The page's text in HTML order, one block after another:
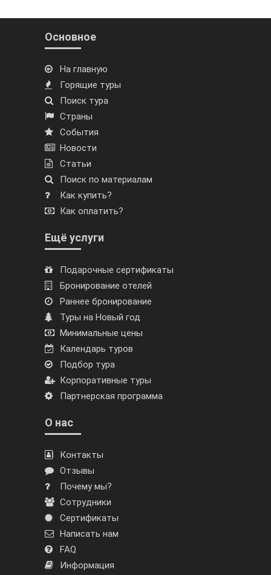
Основное
На главную
Горящие туры
Поиск тура
Страны
События
Новости
Статьи
Поиск по материалам
Как купить?
Как оплатить?
Ещё услуги
Подарочные сертификаты
Бронирование отелей
Раннее бронирование
Туры на Новый год
Минимальные цены
Календарь туров
Подбор тура
Корпоративные туры
Партнерская программа
О нас
Контакты
Отзывы
Почему мы?
Сотрудники
Сертификаты
Написать нам
FAQ
Информация